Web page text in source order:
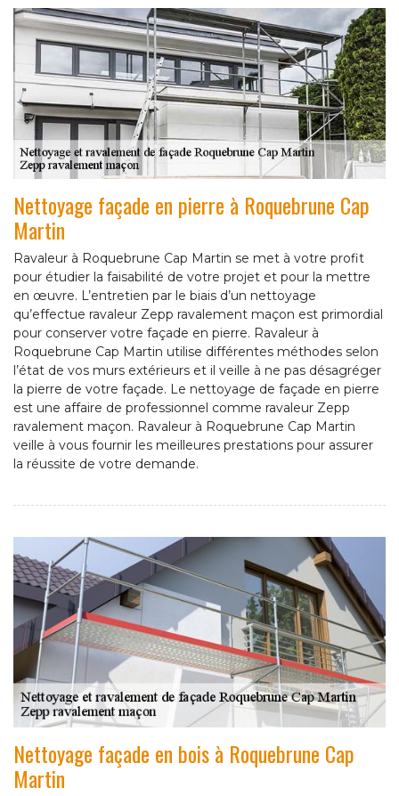
Nettoyage façade en pierre à Roquebrune Cap
Martin
Ravaleur à Roquebrune Cap Martin se met à votre profit
pour étudier la faisabilité de votre projet et pour la mettre
en œuvre. L’entretien par le biais d’un nettoyage
qu’effectue ravaleur Zepp ravalement maçon est primordial
pour conserver votre façade en pierre. Ravaleur à
Roquebrune Cap Martin utilise différentes méthodes selon
l’état de vos murs extérieurs et il veille à ne pas désagréger
la pierre de votre façade. Le nettoyage de façade en pierre
est une affaire de professionnel comme ravaleur Zepp
ravalement maçon. Ravaleur à Roquebrune Cap Martin
veille à vous fournir les meilleures prestations pour assurer
la réussite de votre demande.
Nettoyage façade en bois à Roquebrune Cap
Martin